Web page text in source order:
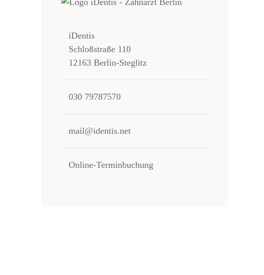
iDentis
Schloßstraße 110
12163 Berlin-Steglitz
030 79787570
mail@identis.net
Online-Terminbuchung